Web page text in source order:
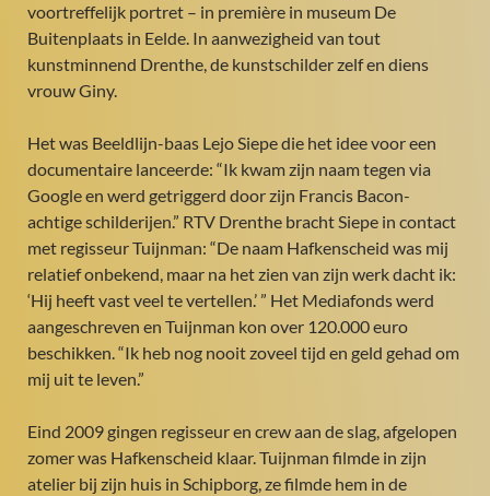
voortreffelijk portret – in première in museum De
Buitenplaats in Eelde. In aanwezigheid van tout
kunstminnend Drenthe, de kunstschilder zelf en diens
vrouw Giny.
Het was Beeldlijn-baas Lejo Siepe die het idee voor een
documentaire lanceerde: “Ik kwam zijn naam tegen via
Google en werd getriggerd door zijn Francis Bacon-
achtige schilderijen.” RTV Drenthe bracht Siepe in contact
met regisseur Tuijnman: “De naam Hafkenscheid was mij
relatief onbekend, maar na het zien van zijn werk dacht ik:
‘Hij heeft vast veel te vertellen.’ ” Het Mediafonds werd
aangeschreven en Tuijnman kon over 120.000 euro
beschikken. “Ik heb nog nooit zoveel tijd en geld gehad om
mij uit te leven.”
Eind 2009 gingen regisseur en crew aan de slag, afgelopen
zomer was Hafkenscheid klaar. Tuijnman filmde in zijn
atelier bij zijn huis in Schipborg, ze filmde hem in de